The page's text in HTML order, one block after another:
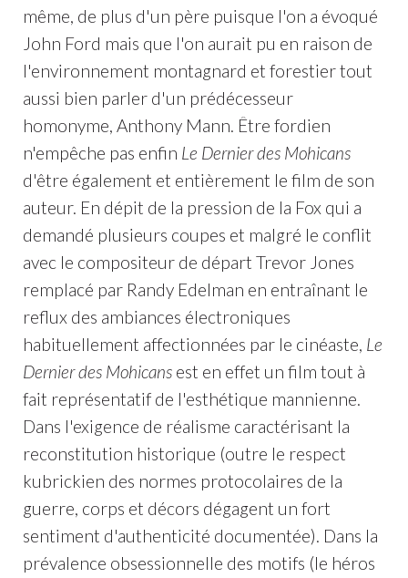
même, de plus d'un père puisque l'on a évoqué
John Ford mais que l'on aurait pu en raison de
l'environnement montagnard et forestier tout
aussi bien parler d'un prédécesseur
homonyme, Anthony Mann. Être fordien
n'empêche pas enfin Le Dernier des Mohicans
d'être également et entièrement le film de son
auteur. En dépit de la pression de la Fox qui a
demandé plusieurs coupes et malgré le conflit
avec le compositeur de départ Trevor Jones
remplacé par Randy Edelman en entraînant le
reflux des ambiances électroniques
habituellement affectionnées par le cinéaste, Le
Dernier des Mohicansest en effet un film tout à
fait représentatif de l'esthétique mannienne.
Dans l'exigence de réalisme caractérisant la
reconstitution historique (outre le respect
kubrickien des normes protocolaires de la
guerre, corps et décors dégagent un fort
sentiment d'authenticité documentée). Dans la
prévalence obsessionnelle des motifs (le héros